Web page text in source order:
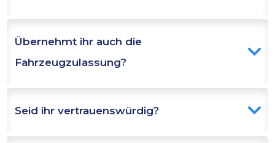
Übernehmt ihr auch die
Fahrzeugzulassung?
Seid ihr vertrauenswürdig?